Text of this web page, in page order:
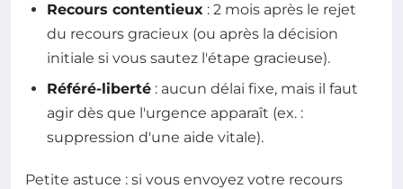
Recours contentieux : 2 mois après le rejet
du recours gracieux (ou après la décision
initiale si vous sautez l'étape gracieuse).
Référé-liberté : aucun délai fixe, mais il faut
agir dès que l'urgence apparaît (ex. :
suppression d'une aide vitale).
Petite astuce : si vous envoyez votre recours